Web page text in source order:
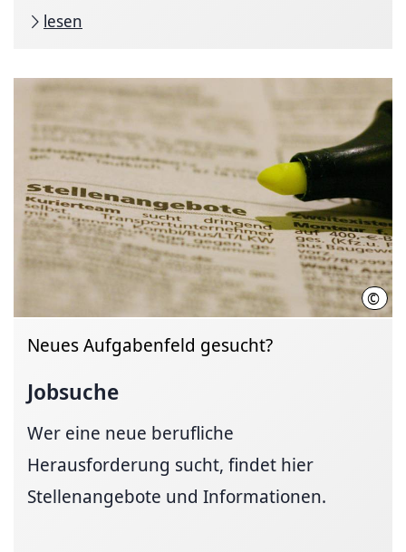
lesen
©
Neues Aufgabenfeld gesucht?
Jobsuche
Wer eine neue berufliche
Herausforderung sucht, findet hier
Stellenangebote und Informationen.